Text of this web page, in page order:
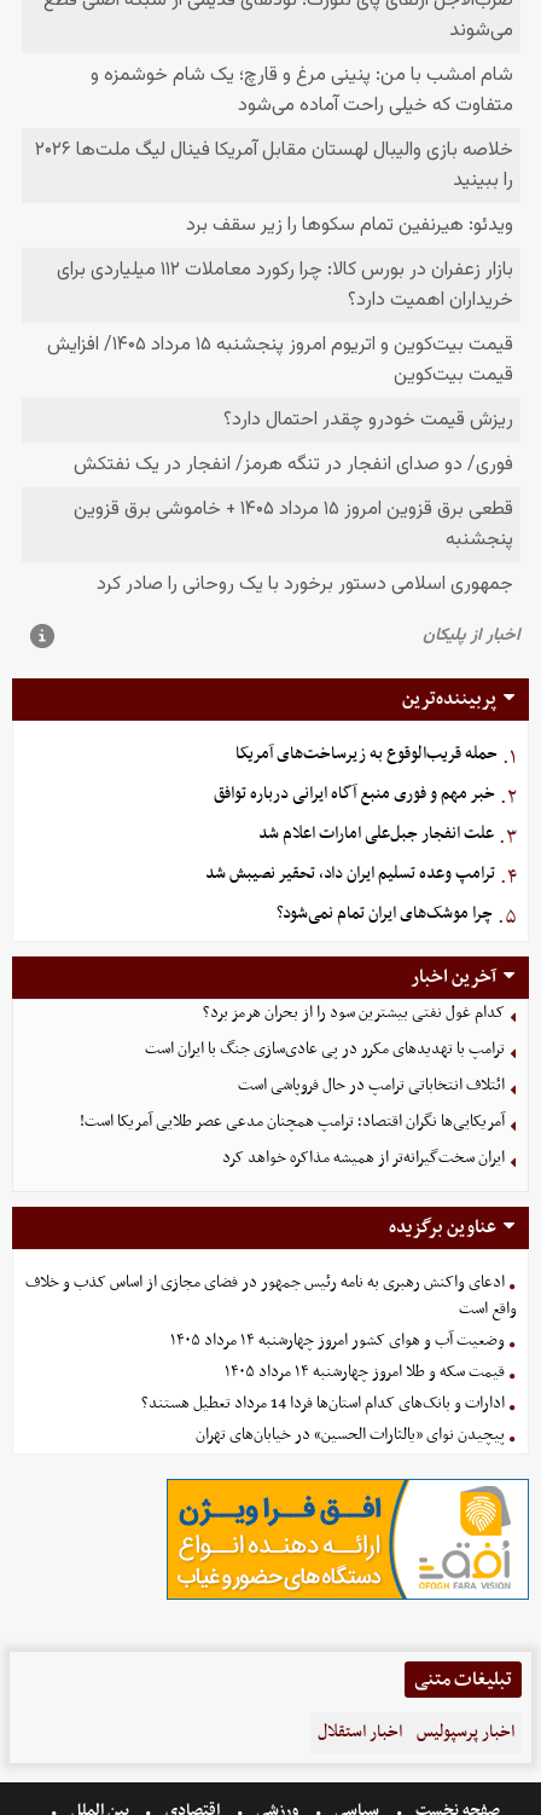
پربیننده‌ترین
۱. حمله قریب‌الوقوع به زیرساخت‌های آمریکا
۲. خبر مهم و فوری منبع آگاه ایرانی درباره توافق
۳. علت انفجار جبل‌علی امارات اعلام شد
۴. ترامپ وعده تسلیم ایران داد، تحقیر نصیبش شد
۵. چرا موشک‌های ایران تمام نمی‌شود؟
آخرین اخبار
کدام غول نفتی بیشترین سود را از بحران هرمز برد؟
ترامپ با تهدیدهای مکرر در پی عادی‌سازی جنگ با ایران است
ائتلاف انتخاباتی ترامپ در حال فروپاشی است
آمریکایی‌ها نگران اقتصاد؛ ترامپ همچنان مدعی عصر طلایی آمریکا است!
ایران سخت‌گیرانه‌تر از همیشه مذاکره خواهد کرد
عناوین برگزیده
ادعای واکنش رهبری به نامه رئیس جمهور در فضای مجازی از اساس کذب و خلاف
واقع است
وضعیت آب و هوای کشور امروز چهارشنبه ۱۴ مرداد ۱۴۰۵
قیمت سکه و طلا امروز چهارشنبه ۱۴ مرداد ۱۴۰۵
ادارات و بانک‌های کدام استان‌ها فردا 14 مرداد تعطیل هستند؟
پیچیدن نوای «یالثارات الحسین» در خیابان‌های تهران
تبلیغات متنی
اخبار پرسپولیس اخبار استقلال